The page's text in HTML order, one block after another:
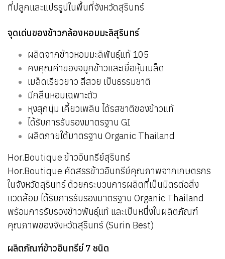
ที่ปลูกและแปรรูปในพื้นที่จังหวัดสุรินทร์
จุดเด่นของข้าวกล้องหอมมะลิสุรินทร์
ผลิตจากข้าวหอมมะลิพันธุ์แท้ 105
คงคุณค่าของจมูกข้าวและเยื่อหุ้มเมล็ด
เมล็ดเรียวยาว สีสวย เป็นธรรมชาติ
มีกลิ่นหอมเฉพาะตัว
หุงสุกนุ่ม เคี้ยวเพลิน ได้รสชาติของข้าวแท้
ได้รับการรับรองมาตรฐาน GI
ผลิตภายใต้มาตรฐาน Organic Thailand
Hor.Boutique ข้าวอินทรีย์สุรินทร์
Hor.Boutique คัดสรรข้าวอินทรีย์คุณภาพจากเกษตรกร
ในจังหวัดสุรินทร์ ด้วยกระบวนการผลิตที่เป็นมิตรต่อสิ่ง
แวดล้อม ได้รับการรับรองมาตรฐาน Organic Thailand
พร้อมการรับรองข้าวพันธุ์แท้ และเป็นหนึ่งในผลิตภัณฑ์
คุณภาพของจังหวัดสุรินทร์ (Surin Best)
ผลิตภัณฑ์ข้าวอินทรีย์ 7 ชนิด